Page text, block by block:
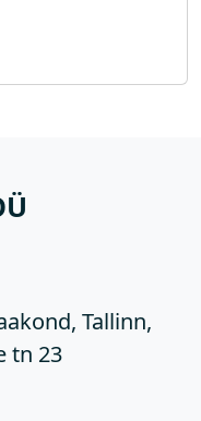
Tallinn,
tn 23